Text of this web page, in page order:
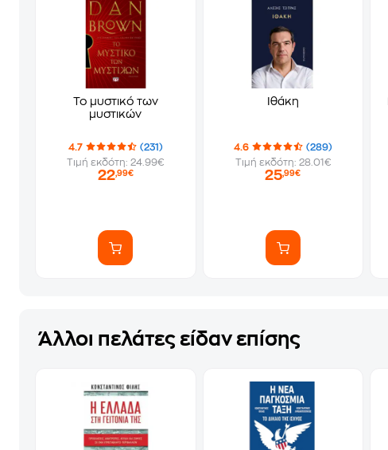
Το μυστικό των
μυστικών
4.7
(231)
Τιμή εκδότη: 24.99€
22,99€
Ιθάκη
4.6
(289)
Τιμή εκδότη: 28.01€
25,99€
Άλλοι πελάτες είδαν επίσης